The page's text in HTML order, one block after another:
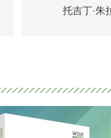
托吉丁·朱